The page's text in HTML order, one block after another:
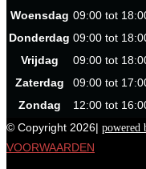
Woensdag 09:00 tot
Donderdag 09:00 tot
Vrijdag
09:00 tot
Zaterdag
09:00 tot
Zondag
12:00 tot
© Copyright 2026| powered
VOORWAARDEN